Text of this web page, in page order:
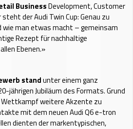
BusinessDevelopment, Customer
der Audi Twin Cup: Genau zu
man etwas macht – gemeinsam
Rezept für nachhaltige
Ebenen.»
standunter einem ganz
jährigen Jubiläum des Formats. Grund
Wettkampf weitere Akzente zu
mit dem neuen Audi Q6 e-tron
dienten der markentypischen,